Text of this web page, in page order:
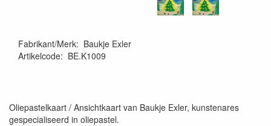
Fabrikant/Merk: Baukje Exler
Artikelcode: BE.K1009
Oliepastelkaart / Ansichtkaart van Baukje Exler, kunstenares
gespecialiseerd in oliepastel.